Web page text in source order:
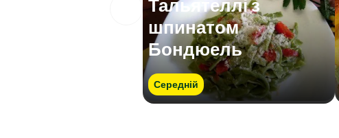
Тальятеллі з
шпинатом
Бондюель
Середній